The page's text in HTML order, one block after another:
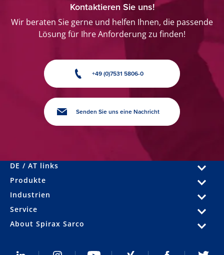
Kontaktieren Sie uns!
Wir beraten Sie gerne und helfen Ihnen, die passende
Lösung für Ihre Anforderung zu finden!
+49 (0)7531 5806-0
Senden Sie uns eine Nachricht
DE / AT links
Produkte
Industrien
Service
About Spirax Sarco